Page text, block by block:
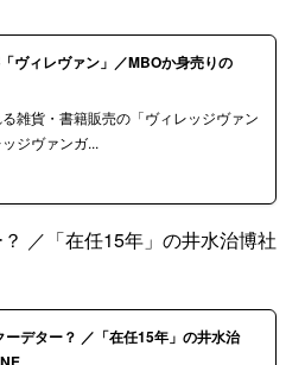
ヴィレヴァン」／MBOか身売りの
雑貨・書籍販売の「ヴィレッジヴァン
ジヴァンガ...
／「在任15年」の井水治博社
ーデター？ ／「在任15年」の井水治